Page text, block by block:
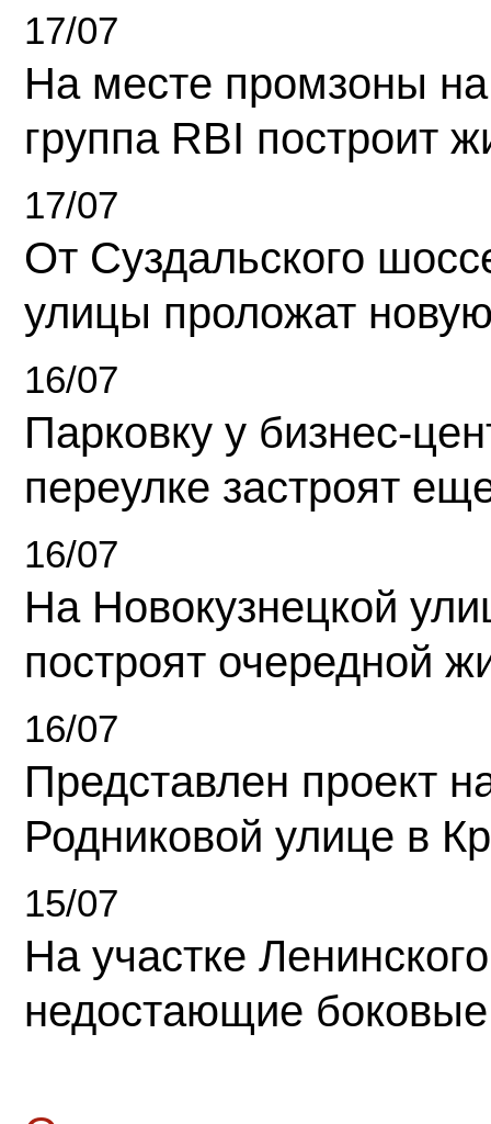
17/07
На месте промзоны
группа RBI построит
17/07
От Суздальского
улицы проложат
16/07
Парковку у бизнес-
переулке застроят
16/07
На Новокузнецкой
построят очередной
16/07
Представлен проект
Родниковой улице в
15/07
На участке
недостающие